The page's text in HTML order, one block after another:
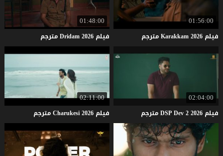
01:56:00
فيلم Karakkam2026 مترجم
01:48:00
فيلم Dridam2026 مترجم
02:04:00
فيلم DSPDev22026 مترجم
02:11:00
فيلم Charukesi2026 مترجم